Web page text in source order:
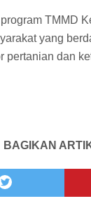
TMMD
yang
pertanian dan
BAGIKAN